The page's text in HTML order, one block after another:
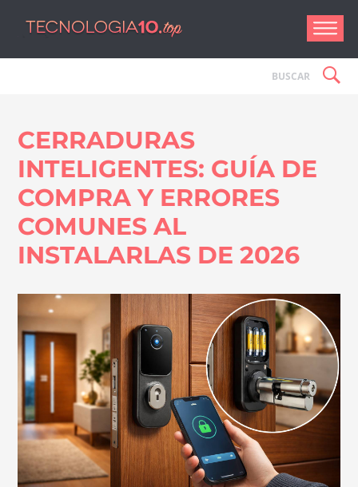
CERRADURAS
INTELIGENTES: GUÍA DE
COMPRA Y ERRORES
COMUNES AL
INSTALARLAS DE 2026